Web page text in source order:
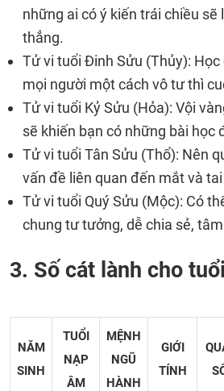
những ai có ý kiến trái chiều sẽ
thẳng.
Tử vi tuổi Đinh Sửu (Thủy):
mọi người một cách vô tư thì
Tử vi tuổi Kỷ Sửu (Hỏa): Vội
sẽ khiến bạn có những bài học
Tử vi tuổi Tân Sửu (Thổ): Nên
vấn đề liên quan đến mắt và
Tử vi tuổi Quý Sửu (Mộc): Có
chung tư tưởng, dễ chia sẻ,
3. Số cát lành cho
NĂM
SINH
TUỔI
NẠP
ÂM
MỆNH
NGŨ
HÀNH
GIỚI
TÍNH